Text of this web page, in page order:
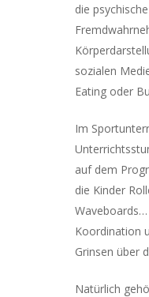
die
sozialen
Eating oder
Im
auf dem
die Kinder
Koordination
Grinsen über
Natürlich